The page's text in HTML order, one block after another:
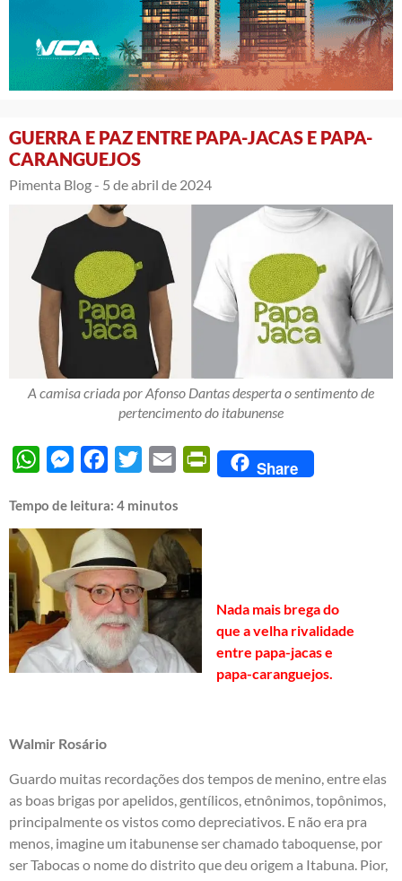
GUERRA E PAZ ENTRE PAPA-JACAS E PAPA-
CARANGUEJOS
Pimenta Blog - 5 de abril de 2024
A camisa criada por Afonso Dantas desperta o sentimento de
pertencimento do itabunense
WhatsAppMessengerFacebook
Twitter Email PrintFriendly
Share
Tempo de leitura: 4 minutos
Nada mais brega do
que a velha rivalidade
entre papa-jacas e
papa-caranguejos.
Walmir Rosário
Guardo muitas recordações dos tempos de menino, entre elas
as boas brigas por apelidos, gentílicos, etnônimos, topônimos,
principalmente os vistos como depreciativos. E não era pra
menos, imagine um itabunense ser chamado taboquense, por
ser Tabocas o nome do distrito que deu origem a Itabuna. Pior,